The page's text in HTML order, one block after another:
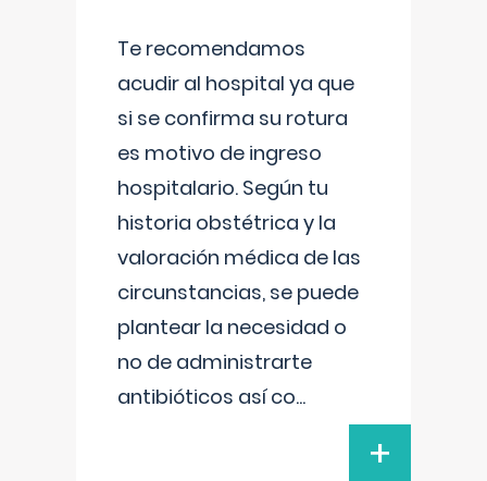
Te recomendamos
acudir al hospital ya que
si se confirma su rotura
es motivo de ingreso
hospitalario. Según tu
historia obstétrica y la
valoración médica de las
circunstancias, se puede
plantear la necesidad o
no de administrarte
antibióticos así co...
+